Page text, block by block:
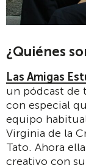
¿Quiénes
Las Amigas
un pódcast de
con especial
equipo
Virginia de la
Tato. Ahora
creativo con